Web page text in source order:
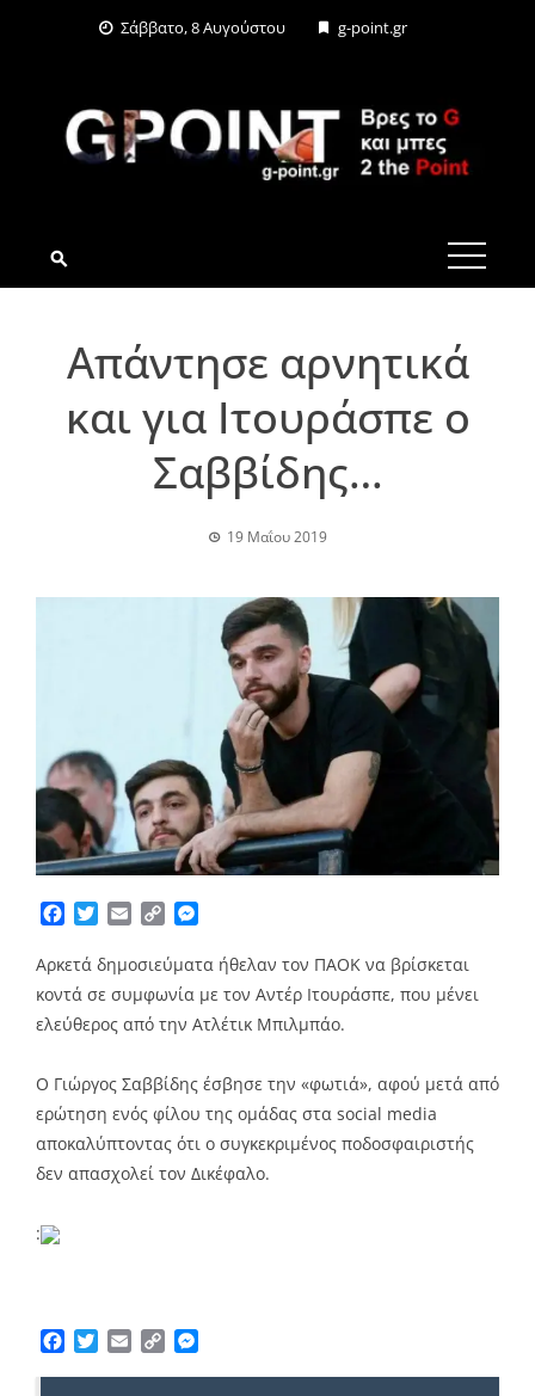
Σάββατο, 8 Αυγούστου g-point.gr
G-POINT.GR
Απάντησε αρνητικά
και για Ιτουράσπε ο
Σαββίδης…
19 Μαΐου 2019
Facebook
TwitterEmailCopy
Αρκετά δημοσιεύματα ήθελαν τον ΠΑΟΚ να βρίσκεται
κοντά σε συμφωνία με τον Αντέρ Ιτουράσπε, που μένει
ελεύθερος από την Ατλέτικ Μπιλμπάο.
Ο Γιώργος Σαββίδης έσβησε την «φωτιά», αφού μετά από
ερώτηση ενός φίλου της ομάδας στα social media
αποκαλύπτοντας ότι ο συγκεκριμένος ποδοσφαιριστής
δεν απασχολεί τον Δικέφαλο.
:
Facebook
TwitterEmailCopy